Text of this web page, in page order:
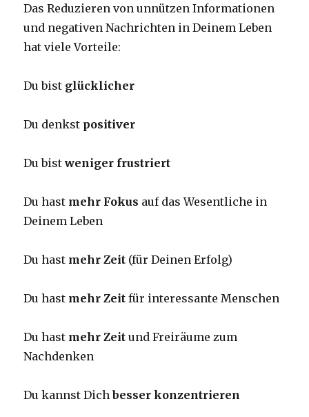
Das Reduzieren von unnützen Informationen
und negativen Nachrichten in Deinem Leben
hat viele Vorteile:
Du bist glücklicher
Du denkst positiver
Du bistweniger frustriert
Du hast mehr Fokus auf das Wesentliche in
Deinem Leben
Du hast mehr Zeit (für Deinen Erfolg)
Du hast mehr Zeit für interessante Menschen
Du hast mehr Zeit und Freiräume zum
Nachdenken
Du kannst Dichbesser konzentrieren